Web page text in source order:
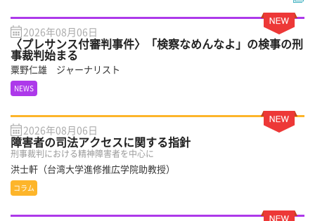
2026年08月06日
〈プレサンス付審判事件〉「検察なめんなよ」の検事の刑
事裁判始まる
粟野仁雄 ジャーナリスト
NEWS
2026年08月06日
障害者の司法アクセスに関する指針
刑事裁判における精神障害者を中心に
洪士軒（台湾大学進修推広学院助教授）
コラム